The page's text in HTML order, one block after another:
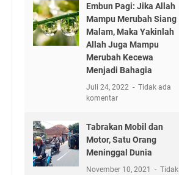
Embun Pagi: Jika Allah
Mampu Merubah Siang
Malam, Maka Yakinlah
Allah Juga Mampu
Merubah Kecewa
Menjadi Bahagia
Juli 24, 2022
Tidak ada
komentar
Tabrakan Mobil dan
Motor, Satu Orang
Meninggal Dunia
November 10, 2021
Tidak